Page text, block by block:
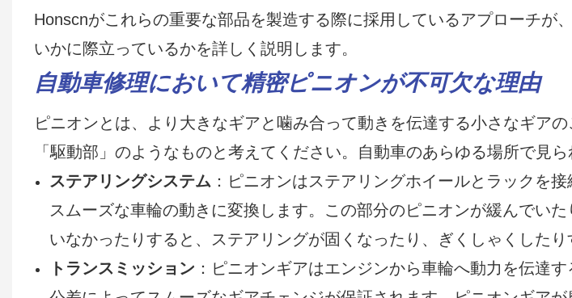
Honscnがこれらの重要な部品を製造する際に採用しているアプローチが
いかに際立っているかを詳しく説明します。
自動車修理において精密ピニオンが不可欠な理由
ピニオンとは、より大きなギアと噛み合って動きを伝達する小さなギア
「駆動部」のようなものと考えてください。自動車のあらゆる場所で見ら
ステアリングシステム ：ピニオンはステアリングホイールとラックを
スムーズな車輪の動きに変換します。この部分のピニオンが緩んでい
いなかったりすると、ステアリングが固くなったり、ぎくしゃくしたり
トランスミッション ：ピニオンギアはエンジンから車輪へ動力を伝達